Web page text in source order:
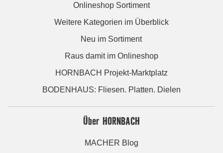
Onlineshop Sortiment
Weitere Kategorien im Überblick
Neu im Sortiment
Raus damit im Onlineshop
HORNBACH Projekt-Marktplatz
BODENHAUS: Fliesen. Platten. Dielen
Über HORNBACH
MACHER Blog